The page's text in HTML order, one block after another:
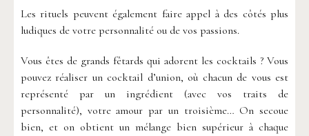
Les rituels peuvent également faire appel à des côtés plus
ludiques de votre personnalité ou de vos passions.
Vous êtes de grands fêtards qui adorent les cocktails ? Vous
pouvez réaliser un cocktail d’union, où chacun de vous est
représenté par un ingrédient (avec vos traits de
personnalité), votre amour par un troisième… On secoue
bien, et on obtient un mélange bien supérieur à chaque